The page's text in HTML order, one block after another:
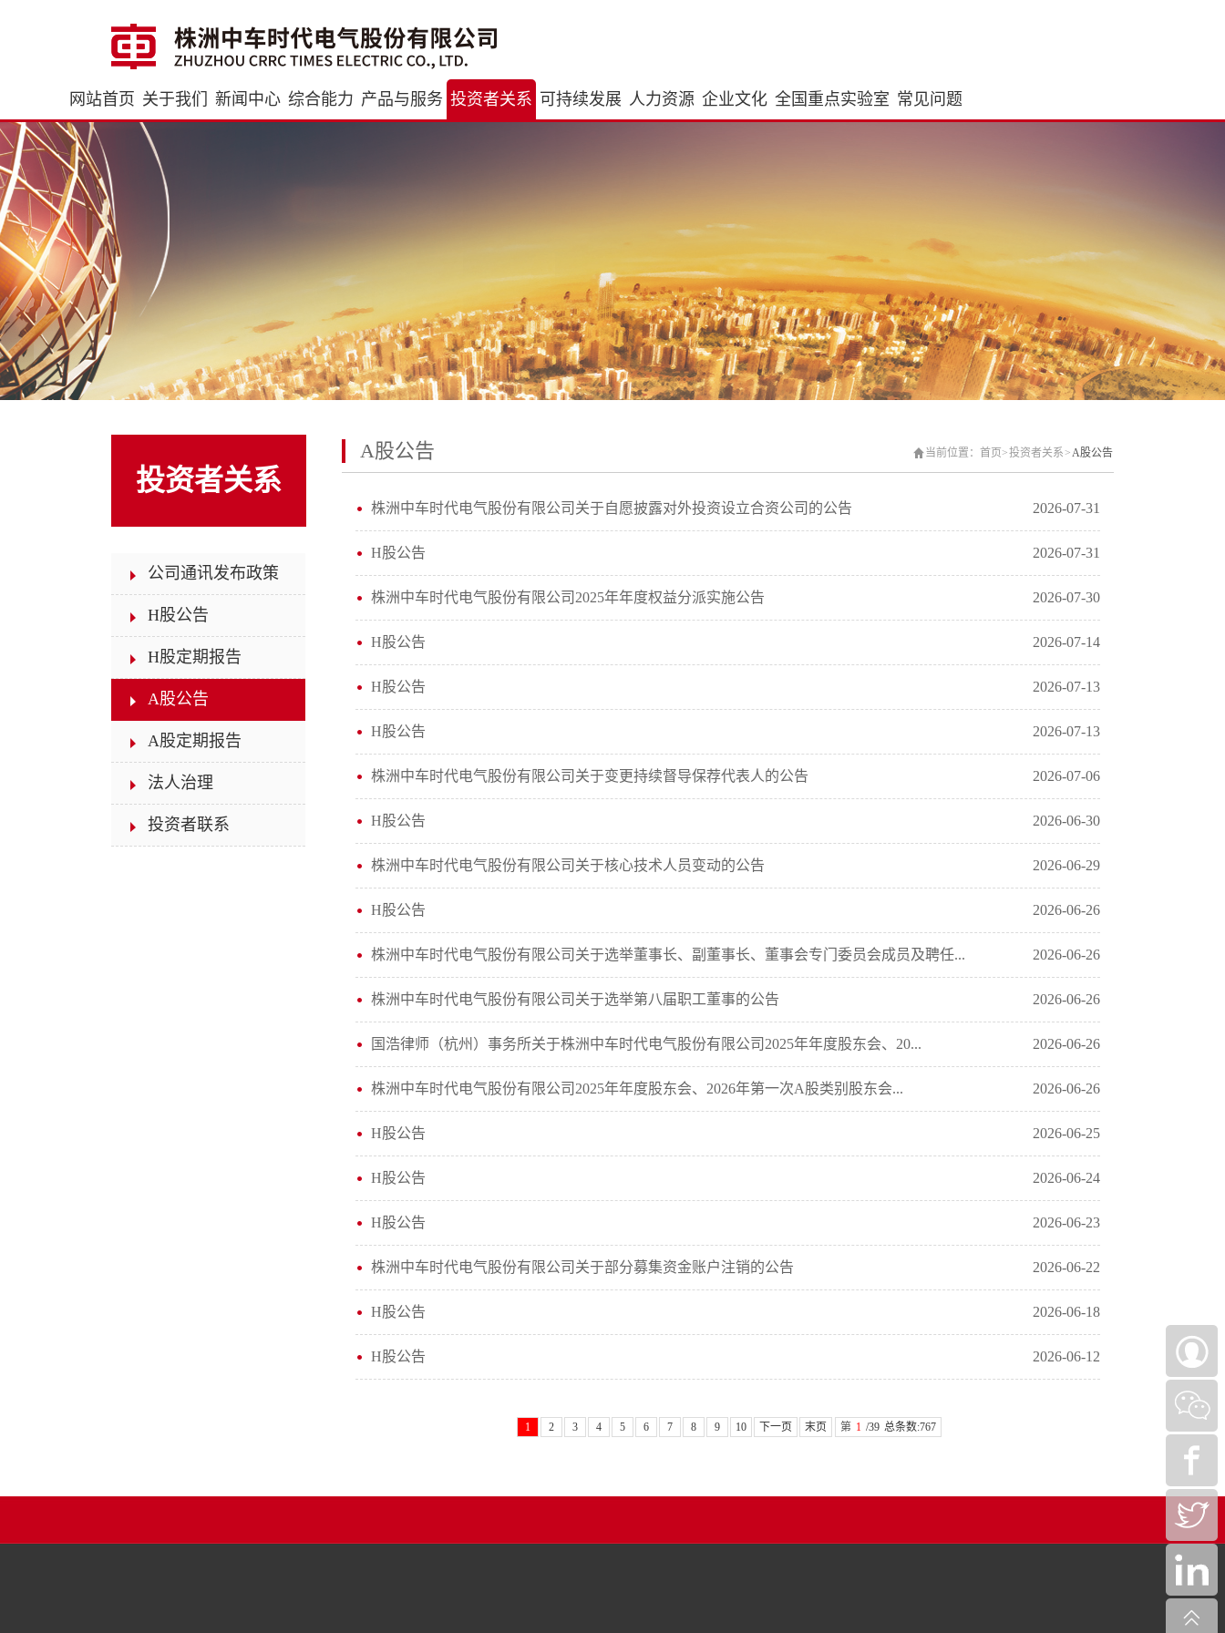
网站首页 关于我们 新闻中心 综合能力 产品与服务 投资者关系 可持续发展 人力资源 企业文化 全国重点实验室 常见问题
投资者关系
公司通讯发布政策
H股公告
H股定期报告
A股公告
A股定期报告
法人治理
投资者联系
当前位置： 首页 >投资者关系 >A股公告
A股公告
2026-07-31
株洲中车时代电气股份有限公司关于自愿披露对外投资设立合资公司的公告
2026-07-31
H股公告
2026-07-30
株洲中车时代电气股份有限公司2025年年度权益分派实施公告
2026-07-14
H股公告
2026-07-13
H股公告
2026-07-13
H股公告
2026-07-06
株洲中车时代电气股份有限公司关于变更持续督导保荐代表人的公告
2026-06-30
H股公告
2026-06-29
株洲中车时代电气股份有限公司关于核心技术人员变动的公告
2026-06-26
H股公告
2026-06-26
株洲中车时代电气股份有限公司关于选举董事长、副董事长、董事会专门委员会成员及聘任...
2026-06-26
株洲中车时代电气股份有限公司关于选举第八届职工董事的公告
2026-06-26
国浩律师（杭州）事务所关于株洲中车时代电气股份有限公司2025年年度股东会、20...
2026-06-26
株洲中车时代电气股份有限公司2025年年度股东会、2026年第一次A股类别股东会...
2026-06-25
H股公告
2026-06-24
H股公告
2026-06-23
H股公告
2026-06-22
株洲中车时代电气股份有限公司关于部分募集资金账户注销的公告
2026-06-18
H股公告
2026-06-12
H股公告
1 2 3 4 5 6 7 8 9 10 下一页 末页 第 1 /39 总条数:767